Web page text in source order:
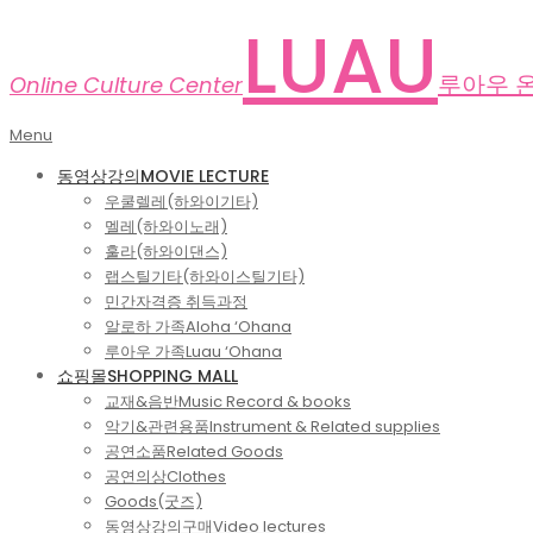
Online Culture Center LUAU 루아우
Primary
Menu
Menu
동영상강의MOVIE LECTURE
우쿨렐레(하와이기타)
멜레(하와이노래)
훌라(하와이댄스)
랩스틸기타(하와이스틸기타)
민간자격증 취득과정
알로하 가족Aloha ‘Ohana
루아우 가족Luau ‘Ohana
쇼핑몰SHOPPING MALL
교재&음반Music Record & books
악기&관련용품Instrument & Related supplies
공연소품Related Goods
공연의상Clothes
Goods(굿즈)
동영상강의구매Video lectures